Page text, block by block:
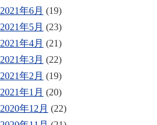
2021年6月 (19)
2021年5月 (23)
2021年4月 (21)
2021年3月 (22)
2021年2月 (19)
2021年1月 (20)
2020年12月 (22)